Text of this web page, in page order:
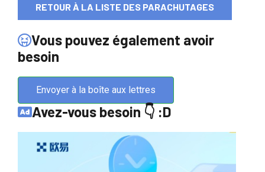
RETOUR À LA LISTE DES PARACHUTAGES
Vous pouvez également avoir
besoin
Envoyer à la boîte aux lettres
Avez-vous besoin 👇 :D